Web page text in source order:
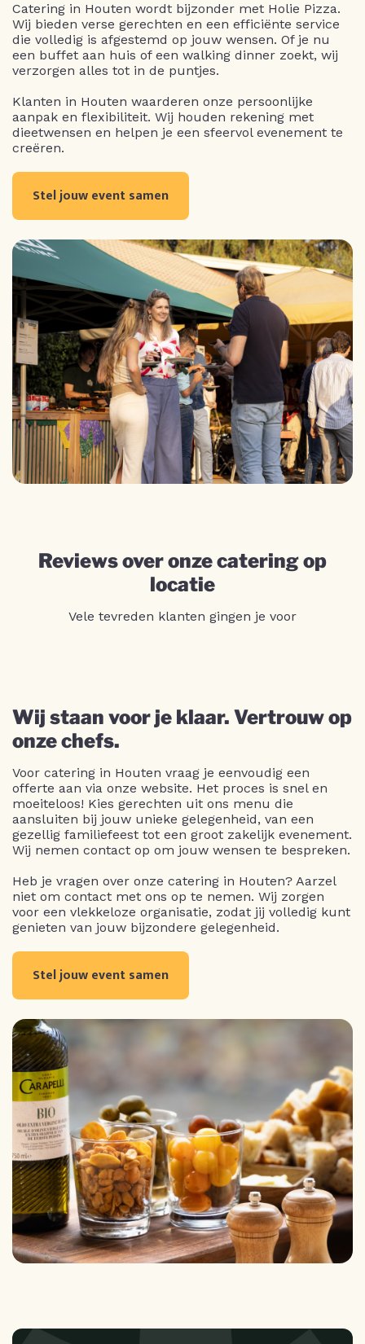
Catering in Houten wordt bijzonder met Holie Pizza.
Wij bieden verse gerechten en een efficiënte service
die volledig is afgestemd op jouw wensen. Of je nu
een buffet aan huis of een walking dinner zoekt, wij
verzorgen alles tot in de puntjes.
Klanten in Houten waarderen onze persoonlijke
aanpak en flexibiliteit. Wij houden rekening met
dieetwensen en helpen je een sfeervol evenement te
creëren.
Stel jouw event samen
Reviews over onze catering op
locatie
Vele tevreden klanten gingen je voor
Wij staan voor je klaar. Vertrouw op
onze chefs.
Voor catering in Houten vraag je eenvoudig een
offerte aan via onze website. Het proces is snel en
moeiteloos! Kies gerechten uit ons menu die
aansluiten bij jouw unieke gelegenheid, van een
gezellig familiefeest tot een groot zakelijk evenement.
Wij nemen contact op om jouw wensen te bespreken.
Heb je vragen over onze catering in Houten? Aarzel
niet om contact met ons op te nemen. Wij zorgen
voor een vlekkeloze organisatie, zodat jij volledig kunt
genieten van jouw bijzondere gelegenheid.
Stel jouw event samen